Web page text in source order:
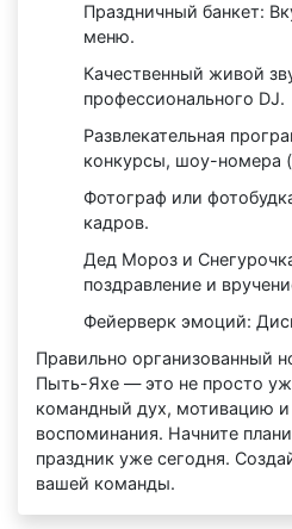
Праздничный банкет:
меню.
Качественный живой
профессионального DJ.
Развлекательная
конкурсы, шоу-номера
Фотограф или
кадров.
Дед Мороз и
поздравление и
Фейерверк эмоций:
Правильно организованный
Пыть-Яхе — это не просто
командный дух, мотивацию
воспоминания. Начните
праздник уже сегодня.
вашей команды.